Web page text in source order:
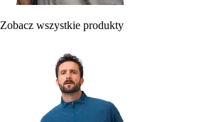
Zobacz wszystkie produkty